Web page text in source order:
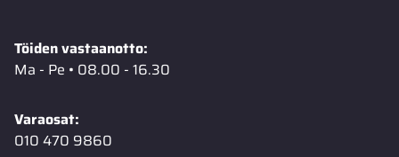
Töiden vastaanotto:
Ma - Pe • 08.00 - 16.30
Varaosat:
010 470 9860